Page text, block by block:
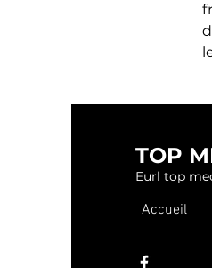
TOP
Eurl top
Accueil